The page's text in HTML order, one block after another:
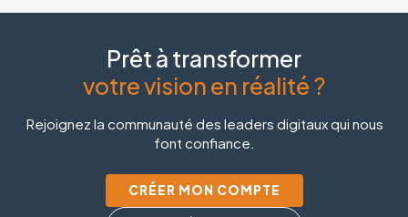
Prêt à transformer
votre vision en réalité ?
Rejoignez la communauté des leaders digitaux qui nous
font confiance.
CRÉER MON COMPTE